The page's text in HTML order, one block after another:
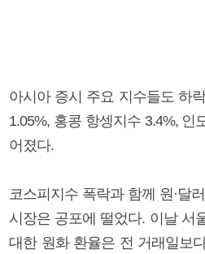
아시아 증시 주요 지수들도 하
1.05%, 홍콩 항셍지수 3.4%, 인
어졌다.
코스피지수 폭락과 함께 원·달
시장은 공포에 떨었다. 이날 서
대한 원화 환율은 전 거래일보